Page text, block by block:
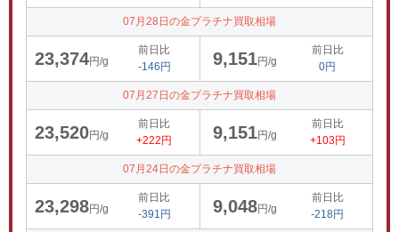
07月28日の金プラチナ買取相場
23,374円/g
前日比
-146円
9,151円/g
前日比
0円
07月27日の金プラチナ買取相場
23,520円/g
前日比
+222円
9,151円/g
前日比
+103円
07月24日の金プラチナ買取相場
23,298円/g
前日比
-391円
9,048円/g
前日比
-218円